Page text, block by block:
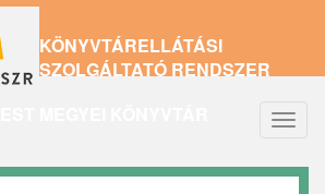
KÖNYVTÁRELLÁTÁSI
SZOLGÁLTATÓ RENDSZER